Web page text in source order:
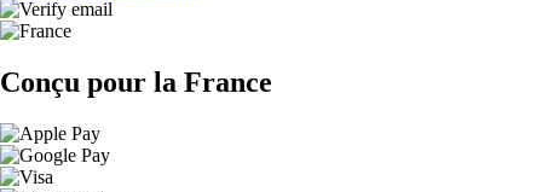
Conçu pour la France